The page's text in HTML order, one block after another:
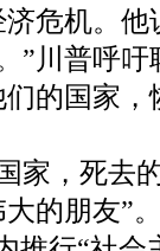
危机。他
”川普呼
的国家，
家，死去
的朋友”